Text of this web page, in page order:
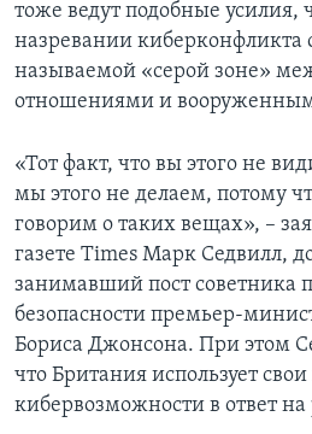
тоже ведут подобные усилия,
назревании киберконфликта
называемой «серой зоне»
отношениями и
«Тот факт, что вы этого не
мы этого не делаем, потому
говорим о таких вещах», –
газете Times Марк Седвилл,
занимавший пост советника
безопасности премьер-
Бориса Джонсона. При этом
что Британия использует
кибервозможности в ответ